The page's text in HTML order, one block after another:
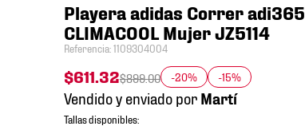
Playera adidas Correr adi365
CLIMACOOL Mujer JZ5114
Referencia:1109304004
$611.32$899.00 -20% -15%
Vendido y enviado por